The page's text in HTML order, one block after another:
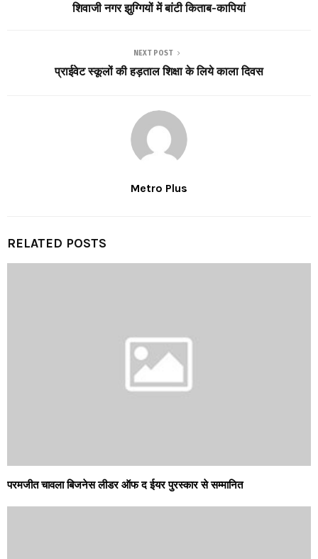
शिवाजी नगर झुग्गियों में बांटी किताब-कापियां
NEXT POST
प्राईवेट स्कूलों की हड़ताल शिक्षा के लिये काला दिवस
Metro Plus
RELATED POSTS
परमजीत चावला बिजनेस लीडर ऑफ द ईयर पुरस्कार से सम्मानित